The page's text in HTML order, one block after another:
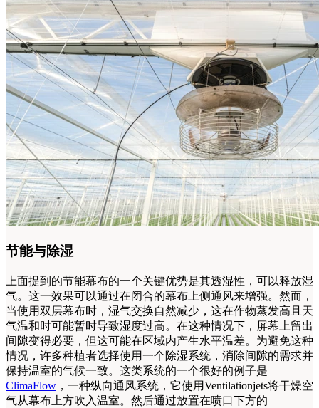
节能与除湿
上面提到的节能幕布的一个关键优势是其透湿性，可以释放湿
气。这一效果可以通过在闭合的幕布上侧通风来增强。然而，
当使用双层幕布时，湿气交换自然减少，这在作物蒸发高且天
气温和时可能暂时导致湿度过高。在这种情况下，屏幕上留出
间隙变得必要，但这可能在区域内产生水平温差。为避免这种
情况，许多种植者选择使用一个除湿系统，消除间隙的需求并
保持温室的气候一致。这类系统的一个很好的例子是
ClimaFlow ，一种纵向通风系统，它使用Ventilationjets将干燥空
气从幕布上方吹入温室。然后通过放置在喷口下方的